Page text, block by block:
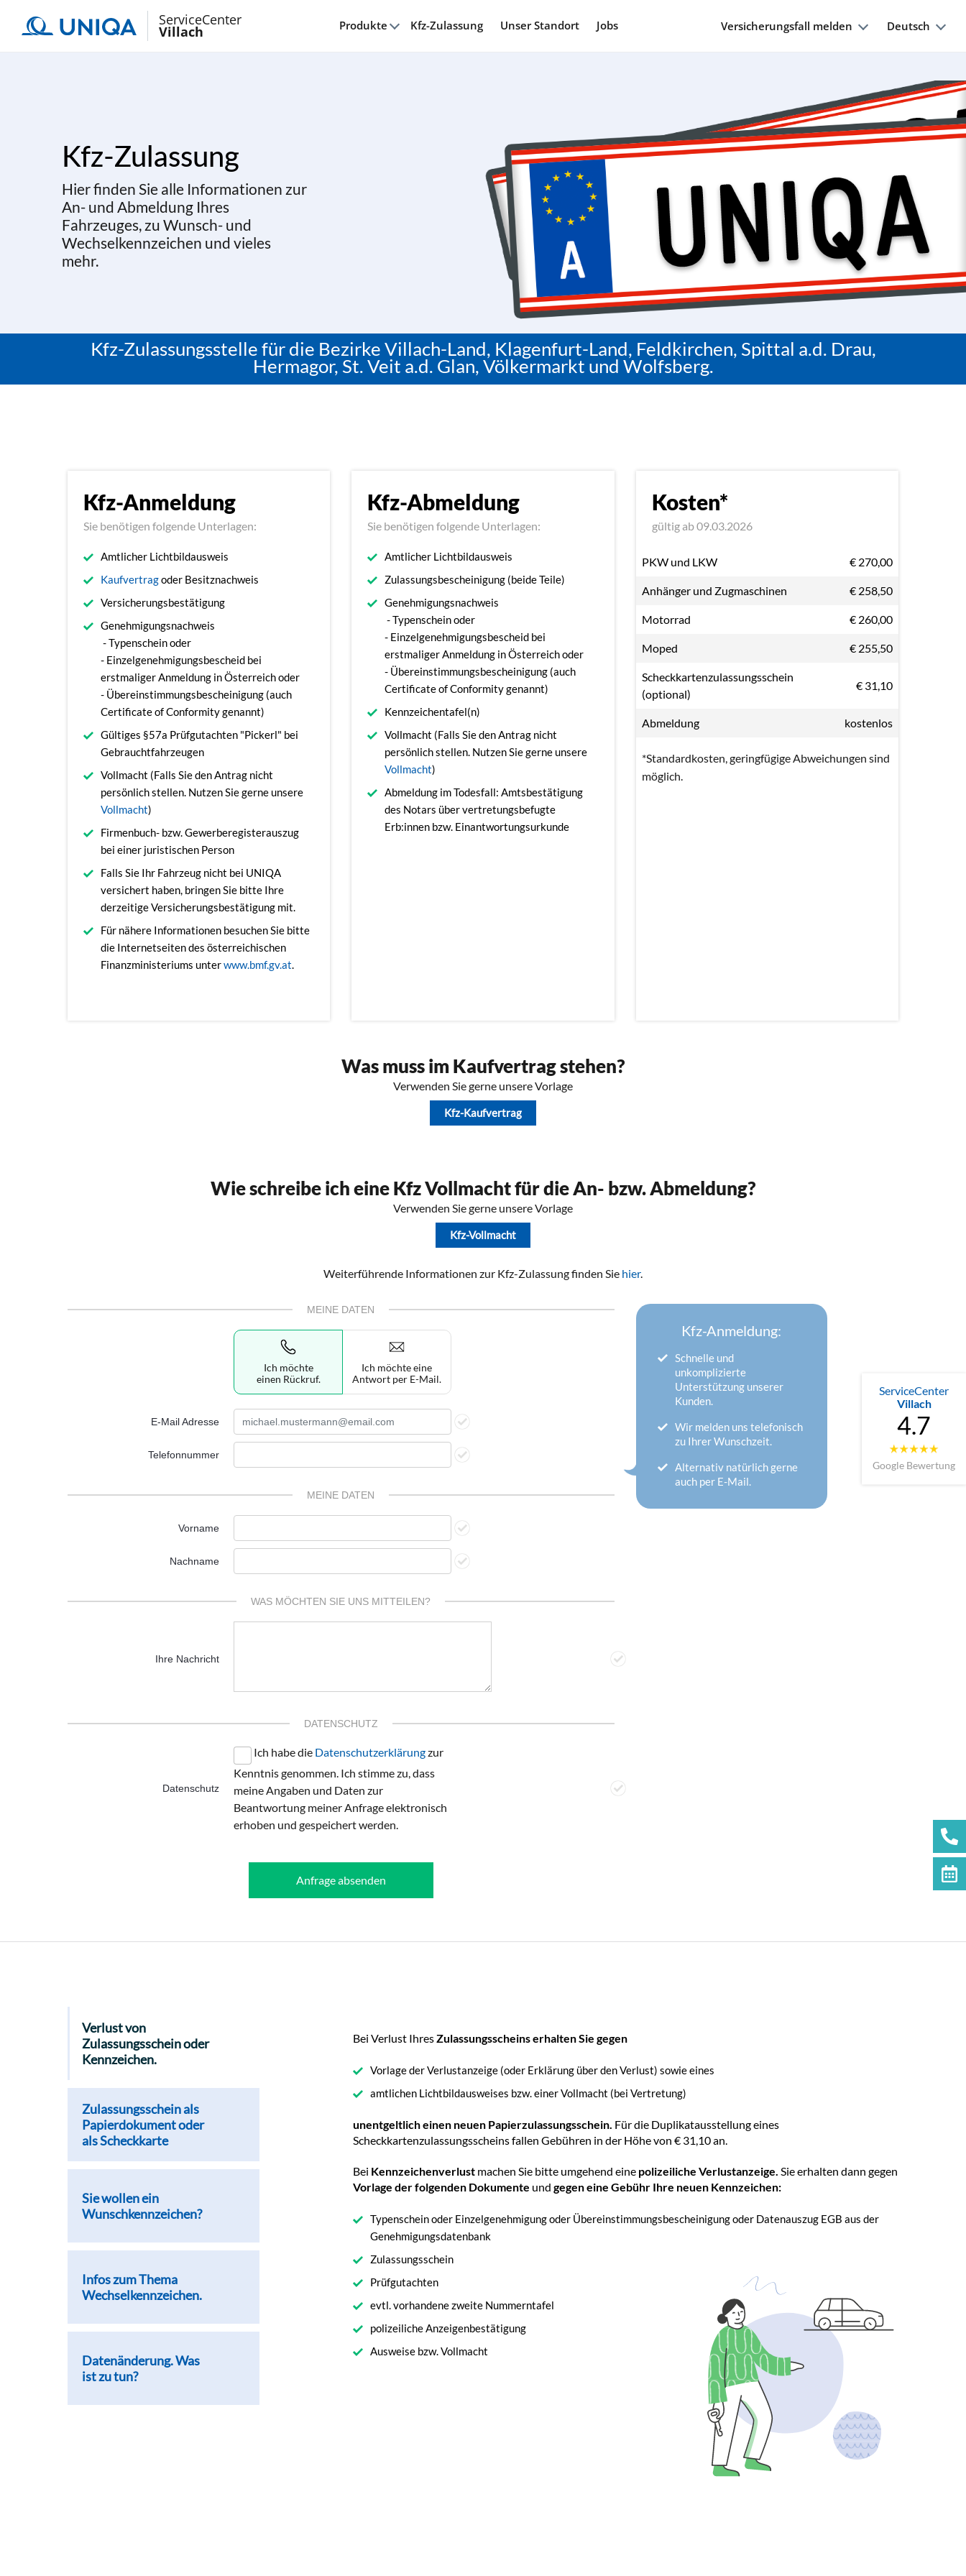
ServiceCenter
Villach Produkte Kfz-Zulassung Unser Standort Jobs Versicherungsfall melden Deutsch
Kfz-Zulassung
Hier finden Sie alle Informationen zur
An- und Abmeldung Ihres
Fahrzeuges, zu Wunsch- und
Wechselkennzeichen und vieles
mehr.
Kfz-Zulassungsstelle für die Bezirke Villach-Land, Klagenfurt-Land, Feldkirchen, Spittal a.d. Drau,
Hermagor, St. Veit a.d. Glan, Völkermarkt und Wolfsberg.
ServiceCenter
Villach
4.7
Google Bewertung
Kfz-Anmeldung
Sie benötigen folgende Unterlagen:
Amtlicher Lichtbildausweis
Kaufvertragoder Besitznachweis
Versicherungsbestätigung
Genehmigungsnachweis
- Typenschein oder
- Einzelgenehmigungsbescheid bei
erstmaliger Anmeldung in Österreich oder
- Übereinstimmungsbescheinigung (auch
Certificate of Conformity genannt)
Gültiges §57a Prüfgutachten "Pickerl" bei
Gebrauchtfahrzeugen
Vollmacht (Falls Sie den Antrag nicht
persönlich stellen. Nutzen Sie gerne unsere
Vollmacht)
Firmenbuch- bzw. Gewerberegisterauszug
bei einer juristischen Person
Falls Sie Ihr Fahrzeug nicht bei UNIQA
versichert haben, bringen Sie bitte Ihre
derzeitige Versicherungsbestätigung mit.
Für nähere Informationen besuchen Sie bitte
die Internetseiten des österreichischen
Finanzministeriums unterwww.bmf.gv.at.
Kfz-Abmeldung
Sie benötigen folgende Unterlagen:
Amtlicher Lichtbildausweis
Zulassungsbescheinigung (beide Teile)
Genehmigungsnachweis
- Typenschein oder
- Einzelgenehmigungsbescheid bei
erstmaliger Anmeldung in Österreich oder
- Übereinstimmungsbescheinigung (auch
Certificate of Conformity genannt)
Kennzeichentafel(n)
Vollmacht (Falls Sie den Antrag nicht
persönlich stellen. Nutzen Sie gerne unsere
Vollmacht)
Abmeldung im Todesfall: Amtsbestätigung
des Notars über vertretungsbefugte
Erb:innen bzw. Einantwortungsurkunde
Kosten*
gültig ab 09.03.2026
PKW und LKW € 270,00
Anhänger und Zugmaschinen € 258,50
Motorrad € 260,00
Moped € 255,50
Scheckkartenzulassungsschein
(optional)
€ 31,10
Abmeldung kostenlos
*Standardkosten, geringfügige Abweichungen sind
möglich.
Was muss im Kaufvertrag stehen?
Verwenden Sie gerne unsere Vorlage
Kfz-Kaufvertrag
Wie schreibe ich eine Kfz Vollmacht für die An- bzw. Abmeldung?
Verwenden Sie gerne unsere Vorlage
Kfz-Vollmacht
Weiterführende Informationen zur Kfz-Zulassung finden Sie hier.
MEINE DATEN
Ich möchte
einen Rückruf.
Ich möchte eine
Antwort per E-Mail.
E-Mail Adresse
Telefonnummer
MEINE DATEN
Vorname
Nachname
WAS MÖCHTEN SIE UNS MITTEILEN?
Ihre Nachricht
DATENSCHUTZ
Datenschutz
Ich habe die Datenschutzerklärungzur
Kenntnis genommen. Ich stimme zu, dass
meine Angaben und Daten zur
Beantwortung meiner Anfrage elektronisch
erhoben und gespeichert werden.
Anfrage absenden
Kfz-Anmeldung:
Schnelle und
unkomplizierte
Unterstützung unserer
Kunden.
Wir melden uns telefonisch
zu Ihrer Wunschzeit.
Alternativ natürlich gerne
auch per E-Mail.
Verlust von
Zulassungsschein oder
Kennzeichen.
Zulassungsschein als
Papierdokument oder
als Scheckkarte
Sie wollen ein
Wunschkennzeichen?
Infos zum Thema
Wechselkennzeichen.
Datenänderung. Was
ist zu tun?
Bei Verlust IhresZulassungsscheins erhalten Sie gegen
Vorlage der Verlustanzeige (oder Erklärung über den Verlust) sowie eines
amtlichen Lichtbildausweises bzw. einer Vollmacht (bei Vertretung)
unentgeltlich einen neuen Papierzulassungsschein. Für die Duplikatausstellung eines
Scheckkartenzulassungsscheins fallen Gebühren in der Höhe von € 31,10 an.
Bei Kennzeichenverlust machen Sie bitte umgehend eine polizeiliche Verlustanzeige. Sie erhalten dann gegen
Vorlage der folgenden Dokumente und gegen eine Gebühr Ihre neuen Kennzeichen:
Typenschein oder Einzelgenehmigung oder Übereinstimmungsbescheinigung oder Datenauszug EGB aus der
Genehmigungsdatenbank
Zulassungsschein
Prüfgutachten
evtl. vorhandene zweite Nummerntafel
polizeiliche Anzeigenbestätigung
Ausweise bzw. Vollmacht